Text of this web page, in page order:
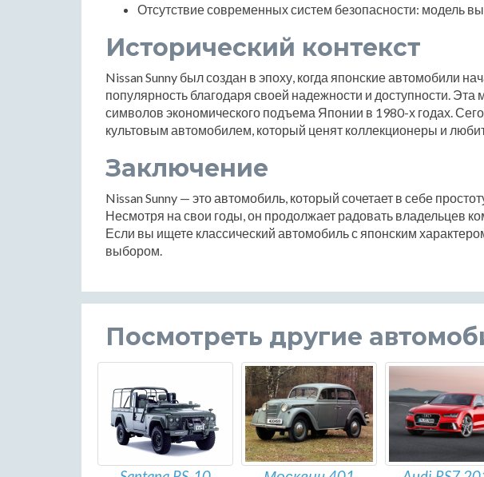
Отсутствие современных систем безопасности: модель
Исторический контекст
Nissan Sunny был создан в эпоху, когда японские автомобили
популярность благодаря своей надежности и доступности. Эта
символов экономического подъема Японии в 1980-х годах.
культовым автомобилем, который ценят коллекционеры и
Заключение
Nissan Sunny — это автомобиль, который сочетает в себе
Несмотря на свои годы, он продолжает радовать владельцев
Если вы ищете классический автомобиль с японским
выбором.
Посмотреть другие